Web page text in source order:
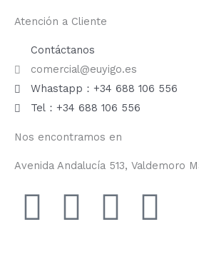
Atención a Cliente
Contáctanos
comercial@euyigo.es
Whastapp：+34 688 106 556
Tel：+34 688 106 556
Nos encontramos en
Avenida Andalucía 513, Valdemoro
F
I
Y
T